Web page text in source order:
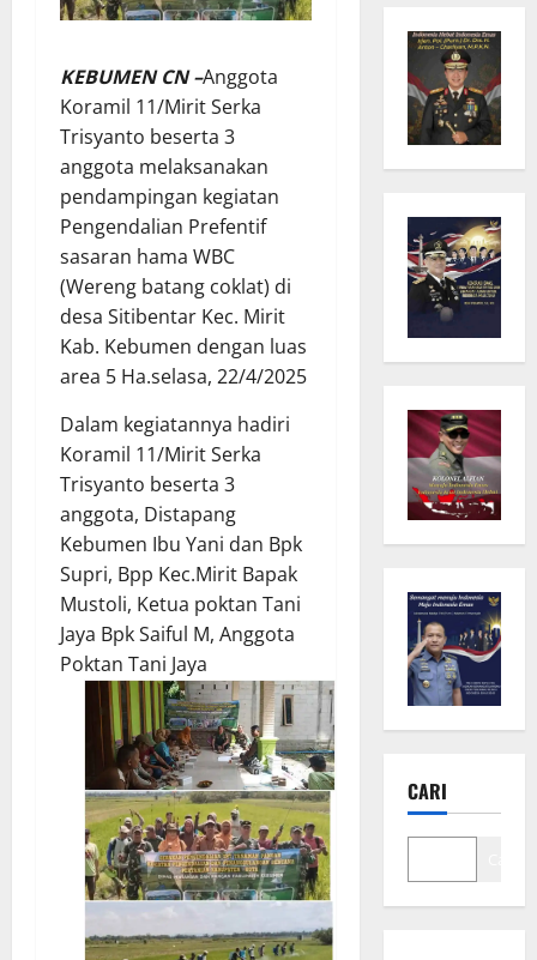
KEBUMEN CN –Anggota
Koramil 11/Mirit Serka
Trisyanto beserta 3
anggota melaksanakan
pendampingan kegiatan
Pengendalian Prefentif
sasaran hama WBC
(Wereng batang coklat) di
desa Sitibentar Kec. Mirit
Kab. Kebumen dengan luas
area 5 Ha.selasa, 22/4/2025
Dalam kegiatannya hadiri
Koramil 11/Mirit Serka
Trisyanto beserta 3
anggota, Distapang
Kebumen Ibu Yani dan Bpk
Supri, Bpp Kec.Mirit Bapak
Mustoli, Ketua poktan Tani
Jaya Bpk Saiful M, Anggota
Poktan Tani Jaya
CARI